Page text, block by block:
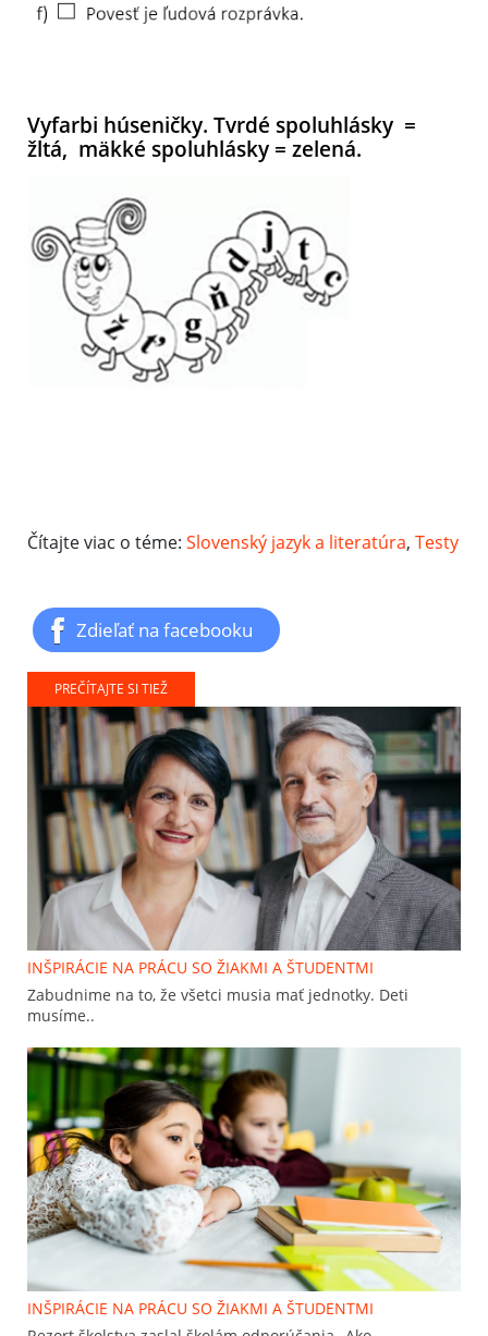
Vyfarbi húseničky. Tvrdé spoluhlásky =
žltá, mäkké spoluhlásky = zelená.
Čítajte viac o téme: Slovenský jazyk a literatúra, Testy
Zdieľať na facebooku
PREČÍTAJTE SI TIEŽ
INŠPIRÁCIE NA PRÁCU SO ŽIAKMI A ŠTUDENTMI
Zabudnime na to, že všetci musia mať jednotky. Deti
musíme..
INŠPIRÁCIE NA PRÁCU SO ŽIAKMI A ŠTUDENTMI